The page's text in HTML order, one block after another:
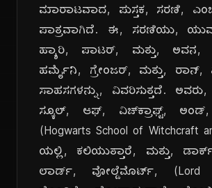
ಮಾರಾಟವಾದ, ಪುಸ್ತಕ, ಸರಣಿ,
ಪಾತ್ರವಾಗಿದೆ. ಈ, ಸರಣಿಯು,
ಹ್ಯಾರಿ, ಪಾಟರ್, ಮತ್ತು, ಅವನ,
ಹರ್ಮೈನಿ, ಗ್ರೇಂಜರ್, ಮತ್ತು, ರಾನ್,
ಸಾಹಸಗಳನ್ನು, ವಿವರಿಸುತ್ತದೆ. ಅವರು,
ಸ್ಕೂಲ್, ಆಫ್, ವಿಚ್‌ಕ್ರಾಫ್ಟ್,
(Hogwarts School of Witchcraft
ಯಲ್ಲಿ, ಕಲಿಯುತ್ತಾರೆ, ಮತ್ತು,
ಲಾರ್ಡ್, ವೋಲ್ಡೆಮೊರ್ಟ್, (Lord